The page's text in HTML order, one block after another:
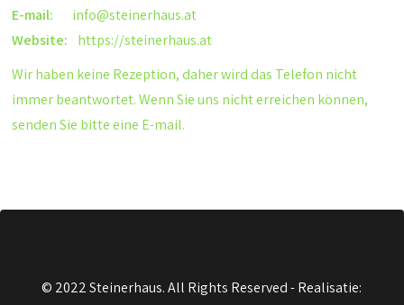
E-mail:
info@steinerhaus.at
Website:
https://steinerhaus.at
Wir haben keine Rezeption, daher wird das Telefon nicht
immer beantwortet. Wenn Sie uns nicht erreichen können,
senden Sie bitte eine E-mail.
© 2022 Steinerhaus. All Rights Reserved -Realisatie: